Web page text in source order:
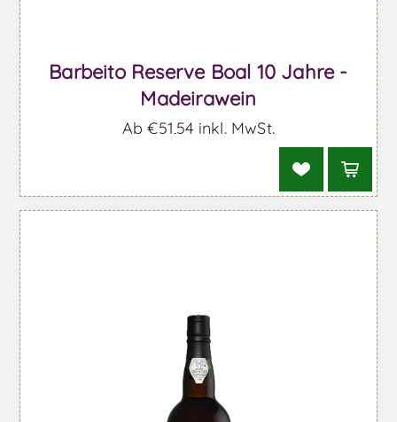
Barbeito Reserve Boal 10 Jahre -
Madeirawein
Ab €51,54 inkl. MwSt.